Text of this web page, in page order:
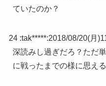
ていたのか？
24 :tak*****:2018/08/20(月
深読みし過ぎだろ？ただ
に戦ったまでの様に思える